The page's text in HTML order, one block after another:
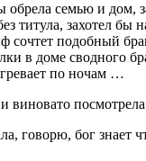
обрела семью и дом,
титула, захотел
сочтет подобный
в доме сводного
по ночам …
виновато
говорю, бог знает